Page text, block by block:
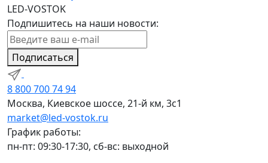
LED-VOSTOK
Подпишитесь на наши новости:
Подписаться
8 800 700 74 94
Москва, Киевское шоссе, 21-й км, 3с1
market@led-vostok.ru
График работы:
пн-пт: 09:30-17:30, сб-вс: выходной